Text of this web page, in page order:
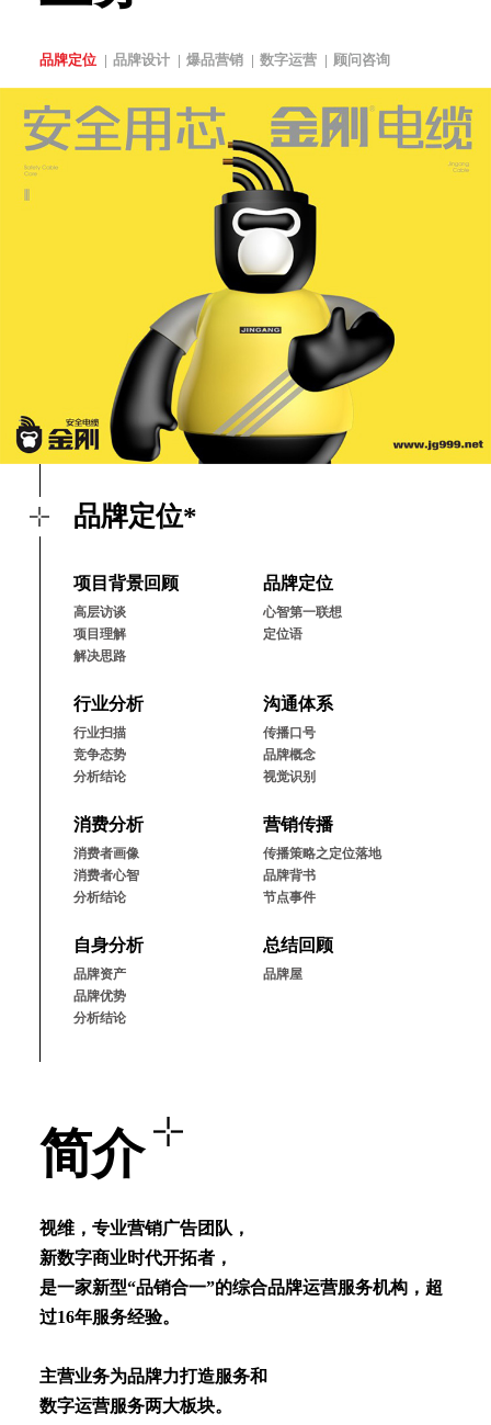
品牌定位*
项⽬背景回顾
⾼层访谈
项⽬理解
解决思路
品牌定位
⼼智第⼀联想
定位语
⾏业分析
⾏业扫描
竞争态势
分析结论
沟通体系
传播⼝号
品牌概念
视觉识别
消费分析
消费者画像
消费者⼼智
分析结论
营销传播
传播策略之定位落地
品牌背书
节点事件
⾃⾝分析
品牌资产
品牌优势
分析结论
总结回顾
品牌屋
品牌定位 品牌设计 爆品营销 数字运营 顾问咨询
简介
视维，专业营销⼴告团队，
新数字商业时代开拓者，
是⼀家新型“品销合⼀”的综合品牌运营服务机构，超
过16年服务经验。
主营业务为品牌⼒打造服务和
数字运营服务两⼤板块。